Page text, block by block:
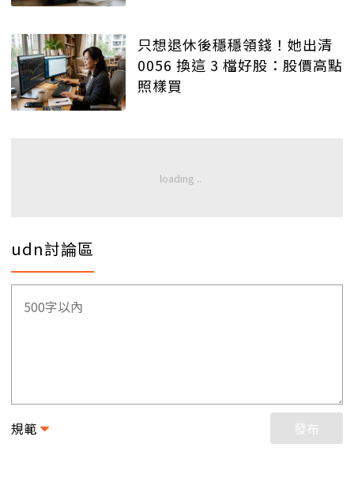
只想退休後穩穩領錢！她出清
0056 換這 3 檔好股：股價高點
照樣買
udn討論區
規範 發布